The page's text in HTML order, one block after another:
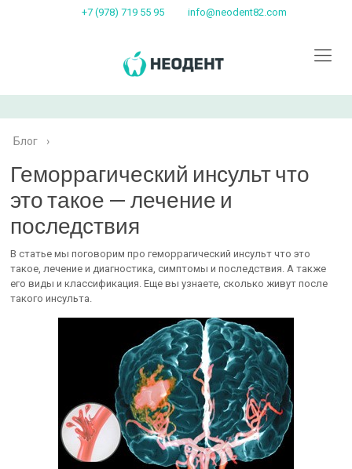
+7 (978) 719 55 95 info@neodent82.com
Блог ›
Геморрагический инсульт что
это такое — лечение и
последствия
В статье мы поговорим про геморрагический инсульт что это
такое, лечение и диагностика, симптомы и последствия. А также
его виды и классификация. Еще вы узнаете, сколько живут после
такого инсульта.